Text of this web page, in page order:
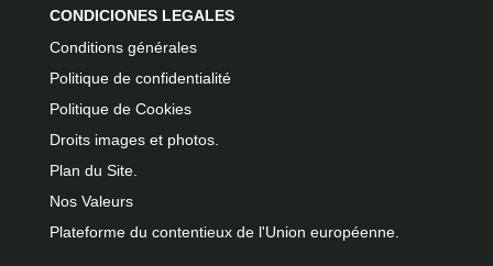
CONDICIONES LEGALES
Conditions générales
Politique de confidentialité
Politique de Cookies
Droits images et photos.
Plan du Site.
Nos Valeurs
Plateforme du contentieux de l'Union européenne.